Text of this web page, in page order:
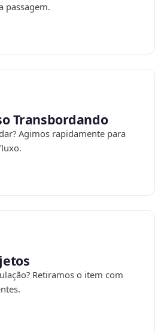
passagem.
Transbordando
Agimos rapidamente para
Retiramos o item com